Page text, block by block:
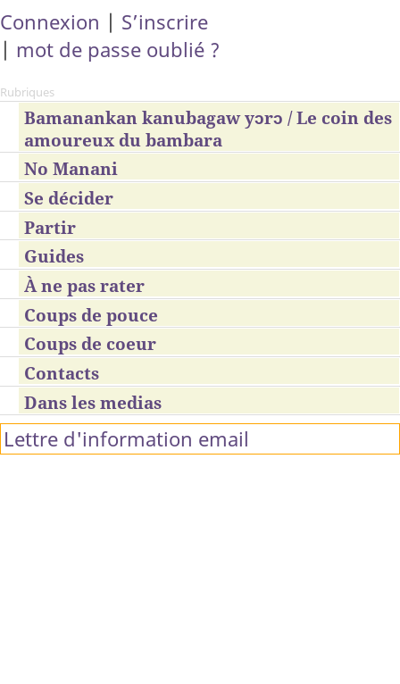
Connexion | S’inscrire
| mot de passe oublié ?
Rubriques
Bamanankan kanubagaw yɔrɔ / Le coin des
amoureux du bambara
No Manani
Se décider
Partir
Guides
À ne pas rater
Coups de pouce
Coups de coeur
Contacts
Dans les medias
Lettre d'information email